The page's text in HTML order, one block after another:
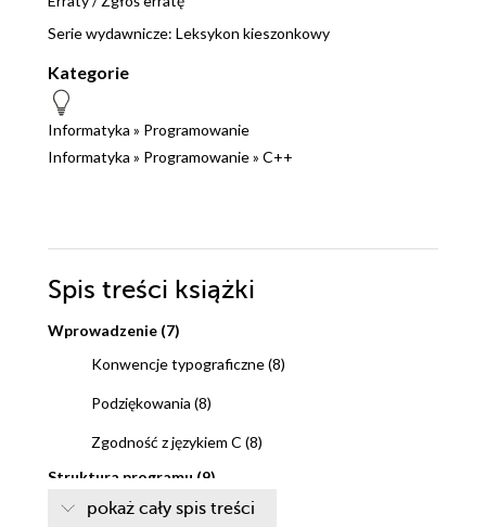
Serie wydawnicze: Leksykon kieszonkowy
Kategorie
Informatyka » Programowanie
Informatyka » Programowanie» C++
Spis treści książki
Wprowadzenie (7)
Konwencje typograficzne (8)
Podziękowania (8)
Zgodność z językiem C (8)
Struktura programu (9)
Miejsce rozpoczęcia wykonywania (10)
pokaż cały spis treści